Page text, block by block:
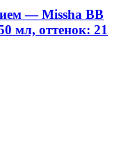
— Missha BB
мл, оттенок: 21